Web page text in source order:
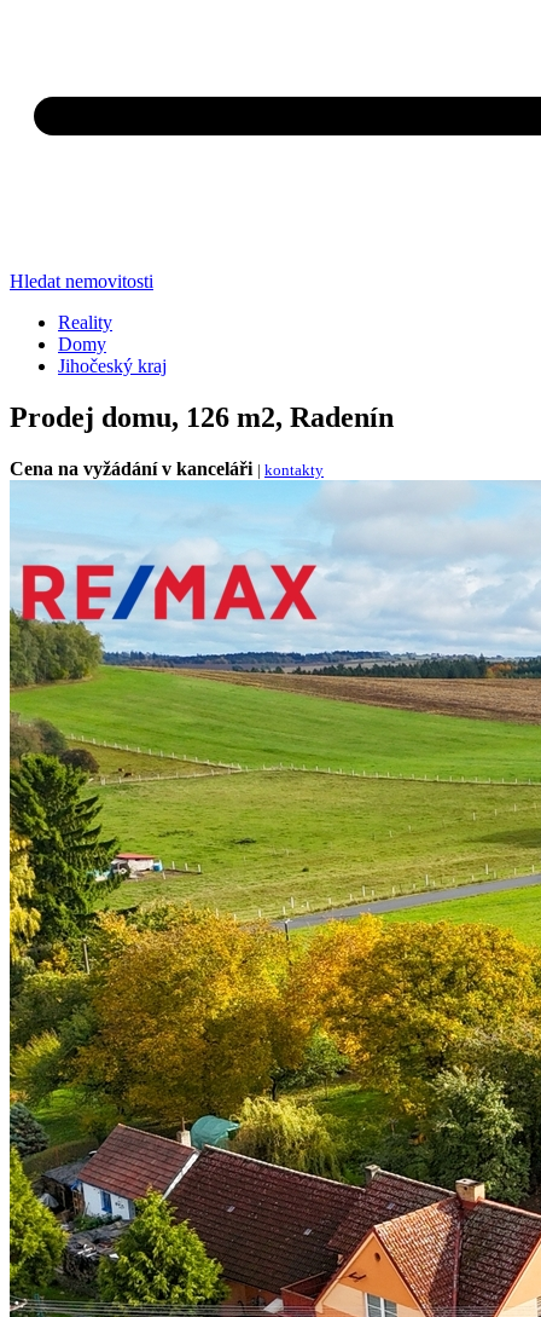
Hledat nemovitosti
Reality
Domy
Jihočeský kraj
Prodej domu, 126 m2, Radenín
Cena na vyžádání v kanceláři | kontakty